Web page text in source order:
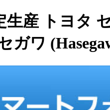
生産 トヨタ
ガワ